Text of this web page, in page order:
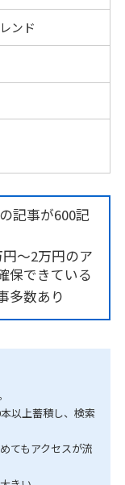
ンド
記事が600記
～2万円のア
保できている
多数あり
以上蓄積し、検索
てもアクセスが流